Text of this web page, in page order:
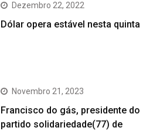
Dezembro 22, 2022
Dólar opera estável nesta quinta
Novembro 21, 2023
Francisco do gás, presidente do
partido solidariedade(77) de